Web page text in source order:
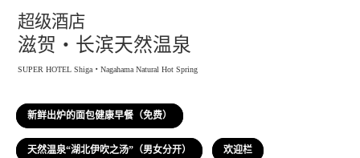
超级酒店
滋贺・长滨天然温泉
SUPER HOTEL Shiga・Nagahama Natural Hot Spring
新鲜出炉的面包健康早餐（免费）
天然温泉“湖北伊吹之汤”（男女分开） 欢迎栏